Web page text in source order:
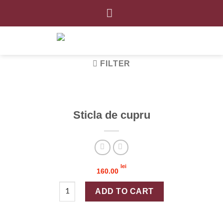
FILTER
Sticla de cupru
160.00
lei
Sticla de cupru quantity
ADD TO CART